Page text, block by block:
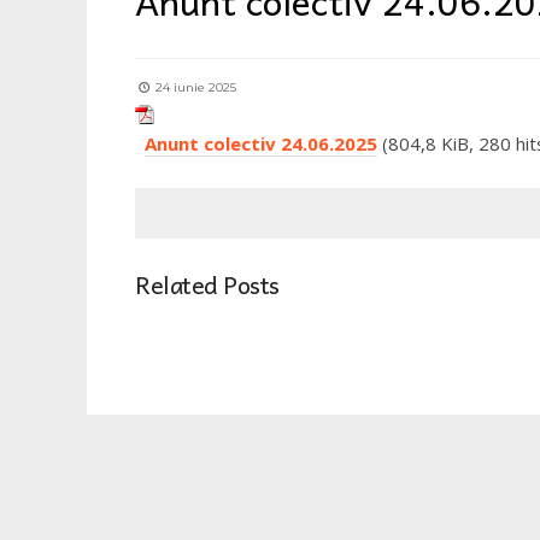
24 iunie 2025
Anunt colectiv 24.06.2025 (804,8 KiB, 280
Related Posts